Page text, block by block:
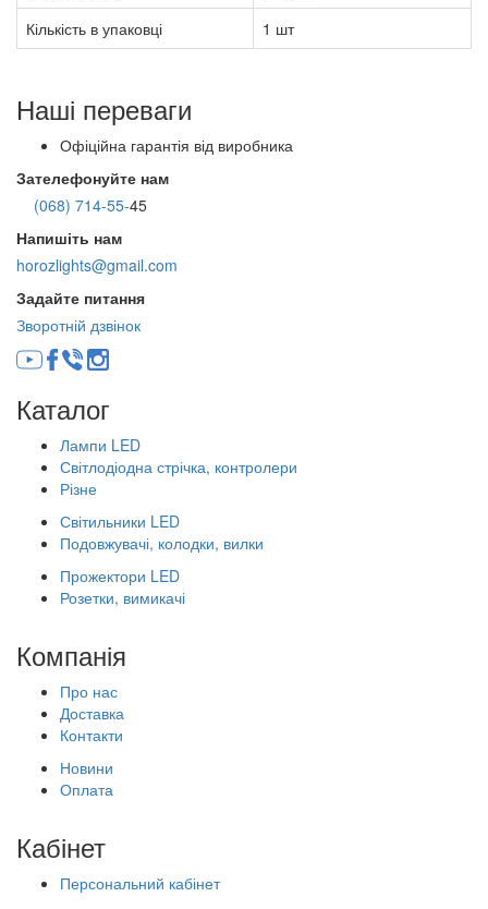
Кількість в упаковці
1 шт
Наші переваги
Офіційна гарантія від виробника
Зателефонуйте нам
(068) 714-55-45
Напишіть нам
horozlights@gmail.com
Задайте питання
Зворотній дзвінок
Каталог
Лампи LED
Світлодіодна стрічка, контролери
Різне
Світильники LED
Подовжувачі, колодки, вилки
Прожектори LED
Розетки, вимикачі
Компанія
Про нас
Доставка
Контакти
Новини
Оплата
Кабінет
Персональний кабінет